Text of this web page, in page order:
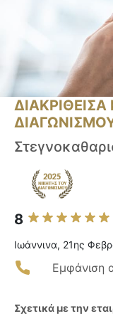
ΔΙΑΓΩΝΙΣΜΟΥ
8
Ιωάννινα, 21ης
Εμφάνιση
Σχετικά με την